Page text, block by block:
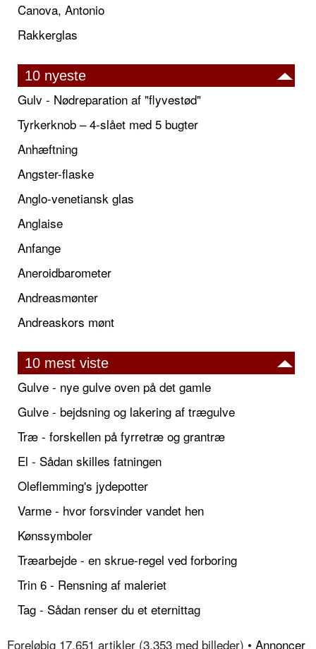
Canova, Antonio
Rakkerglas
10 nyeste
Gulv - Nødreparation af "flyvestød"
Tyrkerknob – 4-slået med 5 bugter
Anhæftning
Angster-flaske
Anglo-venetiansk glas
Anglaise
Anfange
Aneroidbarometer
Andreasmønter
Andreaskors mønt
10 mest viste
Gulve - nye gulve oven på det gamle
Gulve - bejdsning og lakering af trægulve
Træ - forskellen på fyrretræ og grantræ
El - Sådan skilles fatningen
Oleflemming's jydepotter
Varme - hvor forsvinder vandet hen
Kønssymboler
Træarbejde - en skrue-regel ved forboring
Trin 6 - Rensning af maleriet
Tag - Sådan renser du et eternittag
Foreløbig 17.651 artikler (3.353 med billeder) • Annoncer